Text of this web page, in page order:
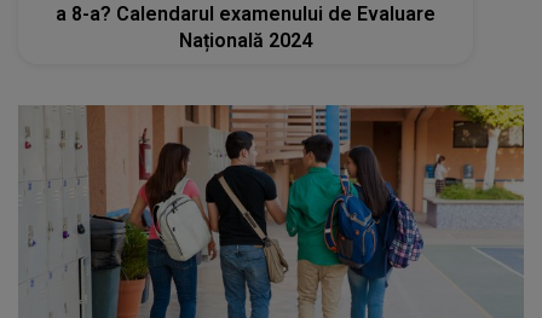
a 8-a? Calendarul examenului de Evaluare
Națională 2024